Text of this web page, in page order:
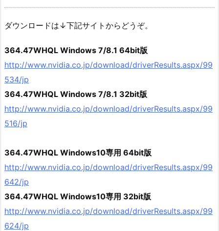
ダウンロードは↓下記サイトからどうぞ。
364.47WHQL Windows 7/8.1 64bit版
http://www.nvidia.co.jp/download/driverResults.aspx/99
534/jp
364.47WHQL Windows 7/8.1 32bit版
http://www.nvidia.co.jp/download/driverResults.aspx/99
516/jp
364.47WHQL Windows10専用 64bit版
http://www.nvidia.co.jp/download/driverResults.aspx/99
642/jp
364.47WHQL Windows10専用 32bit版
http://www.nvidia.co.jp/download/driverResults.aspx/99
624/jp